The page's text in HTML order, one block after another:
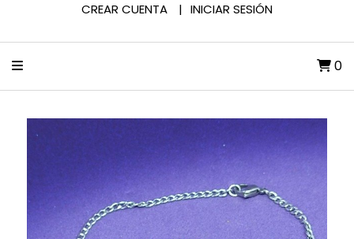
CREAR CUENTA INICIAR SESIÓN
0